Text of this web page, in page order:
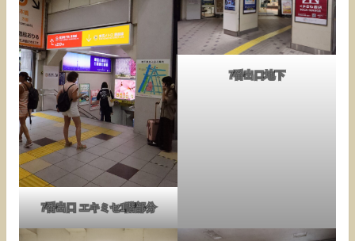
7番出口 エキミセ1階部分
7番出口地下